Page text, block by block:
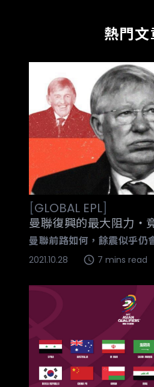
熱門文
[GLOBAL EPL]
曼聯復興的最大阻力‧
曼聯前路如何，餘震似乎仍
2021.10.28 7 mins read